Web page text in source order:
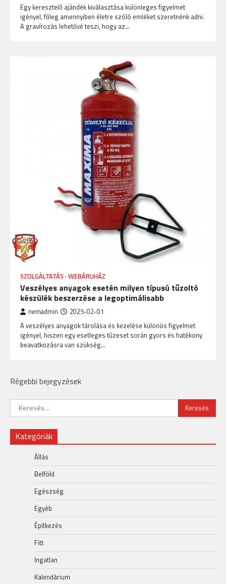
Egy keresztelő ajándék kiválasztása különleges figyelmet
igényel, főleg amennyiben életre szóló emléket szeretnénk adni.
A gravírozás lehetővé teszi, hogy az…
SZOLGÁLTATÁS WEBÁRUHÁZ
Veszélyes anyagok esetén milyen típusú tűzoltó
készülék beszerzése a legoptimálisabb
nemadmin 2025-02-01
A veszélyes anyagok tárolása és kezelése különös figyelmet
igényel, hiszen egy esetleges tűzeset során gyors és hatékony
beavatkozásra van szükség…
Bejegyzés
navigáció
Régebbi bejegyzések
Keresés:
Kategóriák
Állás
Belföld
Egészség
Egyéb
Építkezés
Fitt
Ingatlan
Kalendárium